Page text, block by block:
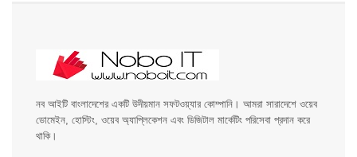
নব আইটি বাংলাদেশের একটি উদীয়মান সফটওয়্যার কোম্পানি। আমরা সারাদেশে ওয়েব
ডোমেইন, হোস্টিং, ওয়েব অ্যাপ্লিকেশন এবং ডিজিটাল মার্কেটিং পরিসেবা প্রদান করে
থাকি।